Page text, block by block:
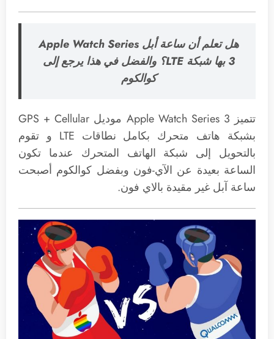
هل تعلم أن ساعة أبل Apple Watch Series
3 بها شبكة LTE؟ والفضل في هذا يرجع إلى
كوالكوم
تتميز Apple Watch Series 3 موديل GPS + Cellular
بشبكة هاتف متحرك بكامل نطاقات LTE و تقوم
بالتحويل إلى شبكة الهاتف المتحرك عندما تكون
الساعة بعيدة عن الآي-فون وبفضل كوالكوم أصبحت
ساعة آبل غير مقيدة بالاي فون.